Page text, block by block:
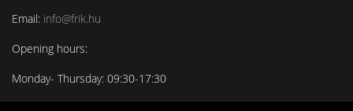
Email: info@frik.hu
Opening hours:
Monday- Thursday: 09:30-17:30